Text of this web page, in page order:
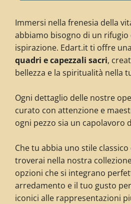
Immersi nella frenesia della
abbiamo bisogno di un rifugio
ispirazione. Edart.it ti offre
quadri e capezzali sacri,
bellezza e la spiritualità nella
Ogni dettaglio delle nostre
curato con attenzione e
ogni pezzo sia un capolavoro
Che tu abbia uno stile
troverai nella nostra
opzioni che si integrano
arredamento e il tuo gusto
iconici alle rappresentazioni